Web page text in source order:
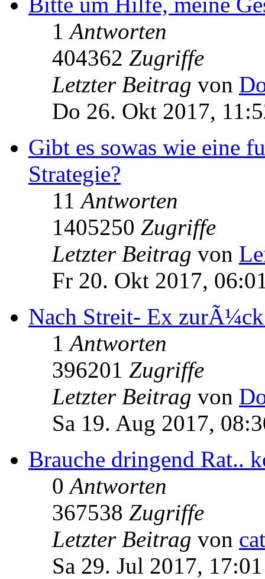
1Antworten
404362 Zugriffe
Letzter Beitrag von
Do 26. Okt 2017,
Gibt es sowas wie eine
Strategie?
11Antworten
1405250 Zugriffe
Letzter Beitrag von
Fr 20. Okt 2017,
Nach Streit- Ex
1Antworten
396201 Zugriffe
Letzter Beitrag von
Sa 19. Aug 2017,
Brauche dringend Rat..
0Antworten
367538 Zugriffe
Letzter Beitrag von
Sa 29. Jul 2017, 17:01